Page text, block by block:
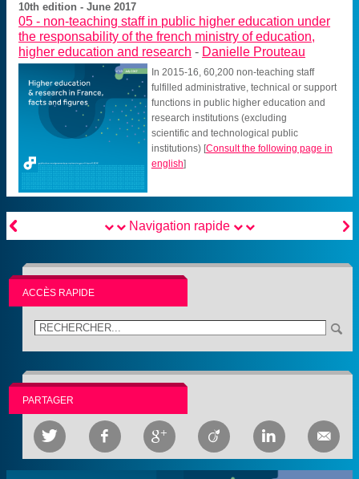
10th edition - June 2017
05 - non-teaching staff in public higher education under
the responsability of the french ministry of education,
higher education and research - Danielle Prouteau
In 2015-16, 60,200 non-teaching staff
fulfilled administrative, technical or support
functions in public higher education and
research institutions (excluding
scientific and technological public
institutions) [Consult the following page in
english]
 
Navigation rapide
ACCÈS RAPIDE
PARTAGER
     